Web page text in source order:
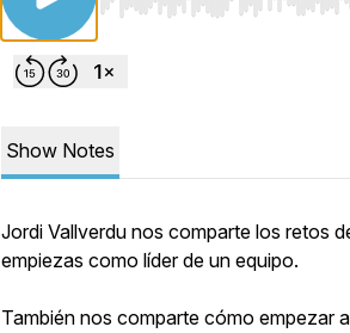
Use Left/Right to seek,
Show Notes
Jordi Vallverdu nos comparte los retos
empiezas como líder de un equipo.
También nos comparte cómo empezar